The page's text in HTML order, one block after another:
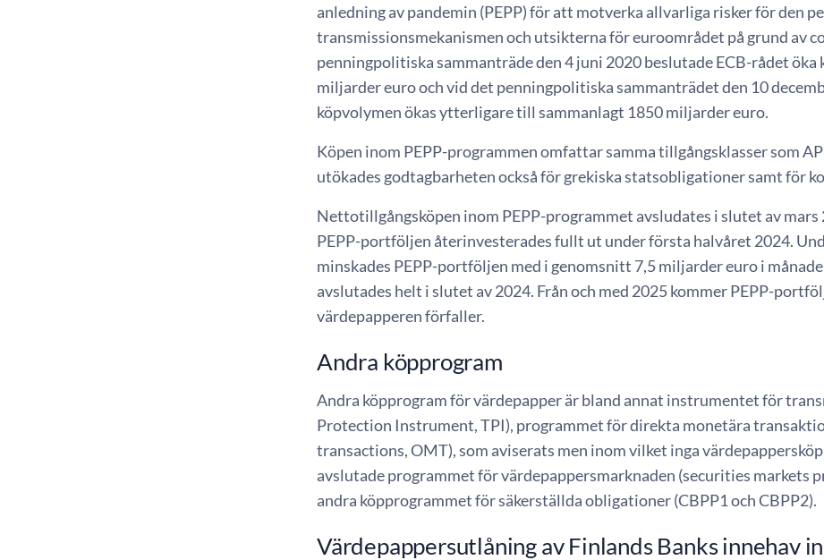
anledning av pandemin (PEPP) för att motverka allvarliga risker för den
transmissionsmekanismen och utsikterna för euroområdet på grund av
penningpolitiska sammanträde den 4 juni 2020 beslutade ECB-rådet
miljarder euro och vid det penningpolitiska sammanträdet den 10
köpvolymen ökas ytterligare till sammanlagt 1850 miljarder euro.
Köpen inom PEPP-programmen omfattar samma tillgångsklassersom
utökades godtagbarheten också för grekiska statsobligationer samt för
Nettotillgångsköpen inom PEPP-programmet avsludates i slutet av
PEPP-portföljen återinvesterades fullt ut under första halvåret 2024.
minskades PEPP-portföljen med i genomsnitt 7,5 miljarder euro i
avslutades helt i slutet av 2024. Från och med 2025 kommer PEPP-
värdepapperen förfaller.
Andra köpprogram
Andra köpprogram för värdepapper är bland annat instrumentet för
Protection Instrument, TPI), programmet för direkta monetära
transactions, OMT), som aviserats men inom vilket inga
avslutade programmet för värdepappersmarknaden (securities markets
andra köpprogrammet för säkerställda obligationer (CBPP1 och CBPP2).
Värdepappersutlåning av Finlands Banks innehav